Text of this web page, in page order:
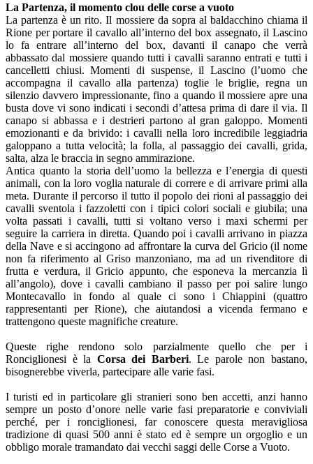
La Partenza, il momento clou delle corse a vuoto
La partenza è un rito. Il mossiere da sopra al baldacchino chiama il
Rione per portare il cavallo all’interno del box assegnato, il Lascino
lo fa entrare all’interno del box, davanti il canapo che verrà
abbassato dal mossiere quando tutti i cavalli saranno entrati e tutti i
cancelletti chiusi. Momenti di suspense, il Lascino (l’uomo che
accompagna il cavallo alla partenza) toglie le briglie, regna un
silenzio davvero impressionante, fino a quando il mossiere apre una
busta dove vi sono indicati i secondi d’attesa prima di dare il via. Il
canapo si abbassa e i destrieri partono al gran galoppo. Momenti
emozionanti e da brivido: i cavalli nella loro incredibile leggiadria
galoppano a tutta velocità; la folla, al passaggio dei cavalli, grida,
salta, alza le braccia in segno ammirazione.
Antica quanto la storia dell’uomo la bellezza e l’energia di questi
animali, con la loro voglia naturale di correre e di arrivare primi alla
meta. Durante il percorso il tutto il popolo dei rioni al passaggio dei
cavalli sventola i fazzoletti con i tipici colori sociali e giubila; una
volta passati i cavalli, tutti si voltano verso i maxi schermi per
seguire la carriera in diretta. Quando poi i cavalli arrivano in piazza
della Nave e si accingono ad affrontare la curva del Gricio (il nome
non fa riferimento al Griso manzoniano, ma ad un rivenditore di
frutta e verdura, il Gricio appunto, che esponeva la mercanzia lì
all’angolo), dove i cavalli cambiano il passo per poi salire lungo
Montecavallo in fondo al quale ci sono i Chiappini (quattro
rappresentanti per Rione), che aiutandosi a vicenda fermano e
trattengono queste magnifiche creature.
Queste righe rendono solo parzialmente quello che per i
Ronciglionesi è la Corsa dei Barberi. Le parole non bastano,
bisognerebbe viverla, partecipare alle varie fasi.
I turisti ed in particolare gli stranieri sono ben accetti, anzi hanno
sempre un posto d’onore nelle varie fasi preparatorie e conviviali
perché, per i ronciglionesi, far conoscere questa meravigliosa
tradizione di quasi 500 anni è stato ed è sempre un orgoglio e un
obbligo morale tramandato dai vecchi saggi delle Corse a Vuoto.